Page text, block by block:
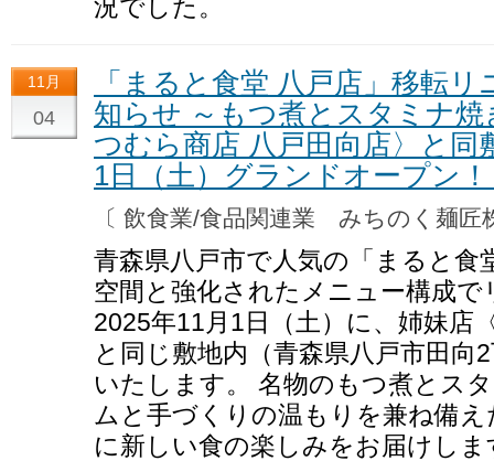
況でした。
11月
04
「まると食堂 八戸店」移転
知らせ ～もつ煮とスタミナ
つむら商店 八戸田向店〉と同
1日（土）グランドオープン
〔 飲食業/食品関連業 みちのく麺
青森県八戸市で人気の「まると食
空間と強化されたメニュー構成
2025年11月1日（土）に、姉妹店
と同じ敷地内（青森県八戸市田向
いたします。 名物のもつ煮とス
ムと手づくりの温もりを兼ね備
に新しい食の楽しみをお届けしま